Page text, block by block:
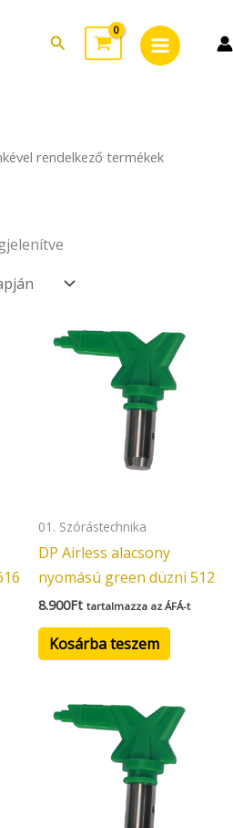
Search
Menu
rendelkező termékek
latest
01. Szórástechnika
DP Airless alacsony
nyomású green düzni 512
8.900Ft tartalmazza az ÁFÁ-t
Kosárba teszem